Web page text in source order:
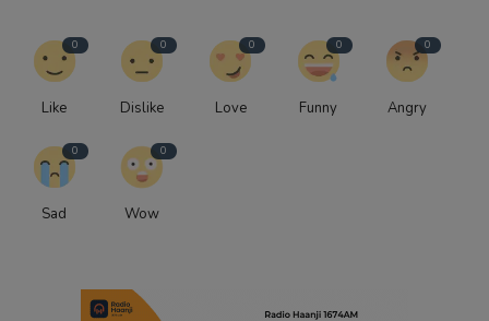
0
Like
0
Dislike
0
Love
0
Funny
0
Angry
0
Sad
0
Wow